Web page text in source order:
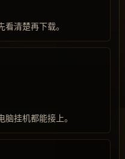
清楚再下载。
挂机都能接上。